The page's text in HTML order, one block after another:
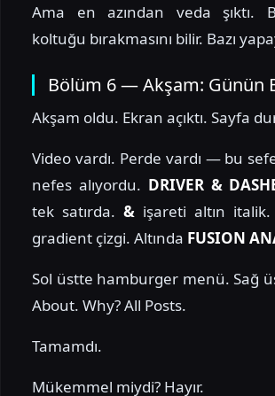
Ama en azından veda şıktı.
koltuğu bırakmasını bilir. Bazı
Bölüm 6 — Akşam: Günün
Akşam oldu. Ekran açıktı. Sayfa
Video vardı. Perde vardı — bu
nefes alıyordu. DRIVER &
tek satırda. & işareti altın
gradient çizgi. Altında FUSION
Sol üstte hamburger menü. Sağ
About. Why? All Posts.
Tamamdı.
Mükemmel miydi? Hayır.